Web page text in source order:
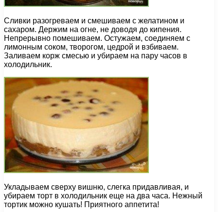
Сливки разогреваем и смешиваем с желатином и
сахаром. Держим на огне, не доводя до кипения.
Непрерывно помешиваем. Остужаем, соединяем с
лимонным соком, творогом, цедрой и взбиваем.
Заливаем корж смесью и убираем на пару часов в
холодильник.
Укладываем сверху вишню, слегка придавливая, и
убираем торт в холодильник еще на два часа. Нежный
тортик можно кушать! Приятного аппетита!